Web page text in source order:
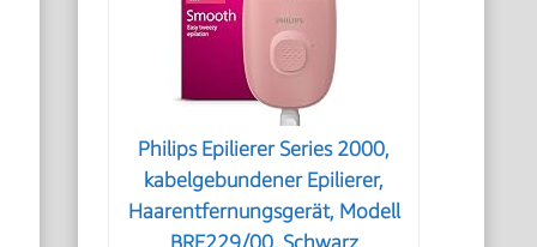
Philips Epilierer Series 2000,
kabelgebundener Epilierer,
Haarentfernungsgerät, Modell
BRE229/00, Schwarz